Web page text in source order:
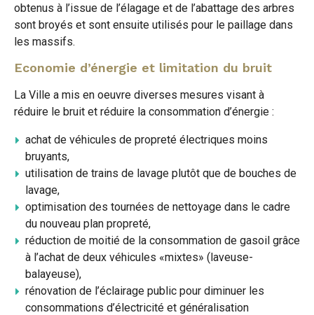
obtenus à l’issue de l’élagage et de l’abattage des arbres
sont broyés et sont ensuite utilisés pour le paillage dans
les massifs.
Economie d’énergie et limitation du bruit
La Ville a mis en oeuvre diverses mesures visant à
réduire le bruit et réduire la consommation d’énergie :
achat de véhicules de propreté électriques moins
bruyants,
utilisation de trains de lavage plutôt que de bouches de
lavage,
optimisation des tournées de nettoyage dans le cadre
du nouveau plan propreté,
réduction de moitié de la consommation de gasoil grâce
à l’achat de deux véhicules «mixtes» (laveuse-
balayeuse),
rénovation de l’éclairage public pour diminuer les
consommations d’électricité et généralisation